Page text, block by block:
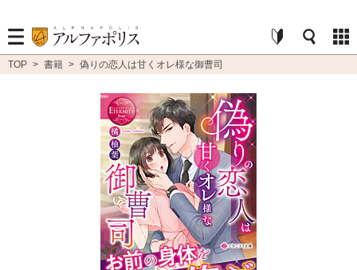
TOP > 書籍 > 偽りの恋人は甘くオレ様な御曹司